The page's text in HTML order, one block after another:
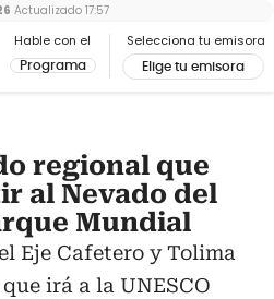
Hable con el
Programa
Selecciona tu emisora
Elige tu emisora
Actualizado 17:57
regional que
al Nevado del
Mundial
Eje Cafetero y Tolima
irá a la UNESCO